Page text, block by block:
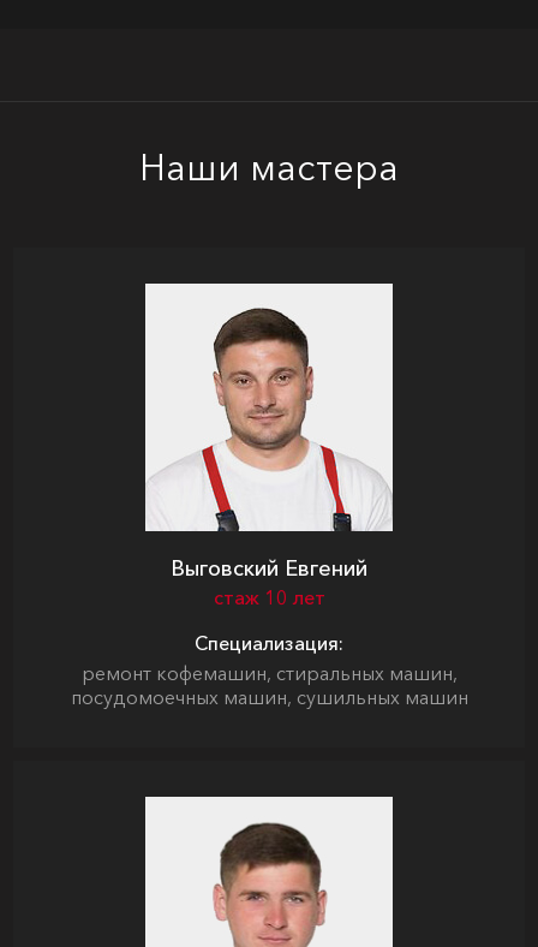
Наши мастера
Выговский Евгений
стаж 10 лет
Специализация:
ремонт кофемашин, стиральных машин,
посудомоечных машин, сушильных машин